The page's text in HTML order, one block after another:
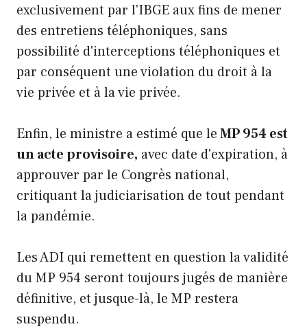
exclusivement par l'IBGE aux fins de mener
des entretiens téléphoniques, sans
possibilité d'interceptions téléphoniques et
par conséquent une violation du droit à la
vie privée et à la vie privée.
Enfin, le ministre a estimé que leMP 954 est
un acte provisoire, avec date d'expiration, à
approuver par le Congrès national,
critiquant la judiciarisation de tout pendant
la pandémie.
Les ADI qui remettent en question la validité
du MP 954 seront toujours jugés de manière
définitive, et jusque-là, le MP restera
suspendu.